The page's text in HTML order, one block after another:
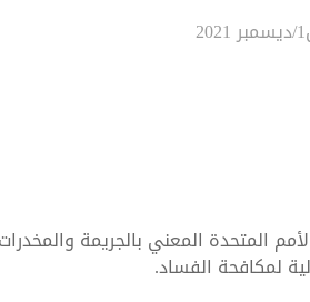
المتحدة المعني بالجريمة
لمكافحة الفساد.